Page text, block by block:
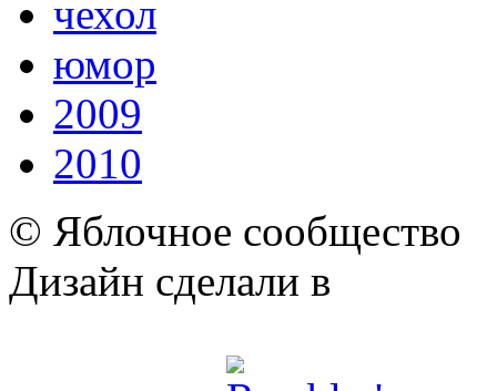
чехол
юмор
2009
2010
© Яблочное сообщество
Дизайн сделали в